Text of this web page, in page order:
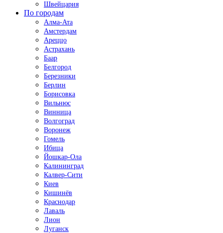
Швейцария
По городам
Алма-Ата
Амстердам
Ареццо
Астрахань
Баар
Белгород
Березники
Берлин
Борисовка
Вильнюс
Винница
Волгоград
Воронеж
Гомель
Ибица
Йошкар-Ола
Калининград
Калвер-Сити
Киев
Кишинёв
Краснодар
Лаваль
Лион
Луганск